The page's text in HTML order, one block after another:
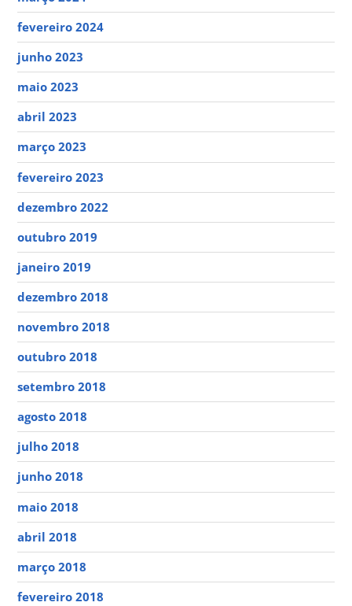
fevereiro 2024
junho 2023
maio 2023
abril 2023
março 2023
fevereiro 2023
dezembro 2022
outubro 2019
janeiro 2019
dezembro 2018
novembro 2018
outubro 2018
setembro 2018
agosto 2018
julho 2018
junho 2018
maio 2018
abril 2018
março 2018
fevereiro 2018